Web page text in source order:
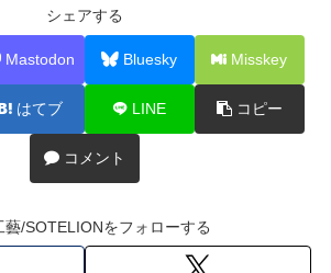
シェアする
Mastodon Bluesky Misskey
はてブ LINE コピー
コメント
藝/SOTELIONをフォローする